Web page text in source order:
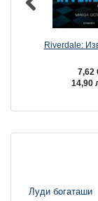
Riverdale:
7,62
14,90
Луди богаташи